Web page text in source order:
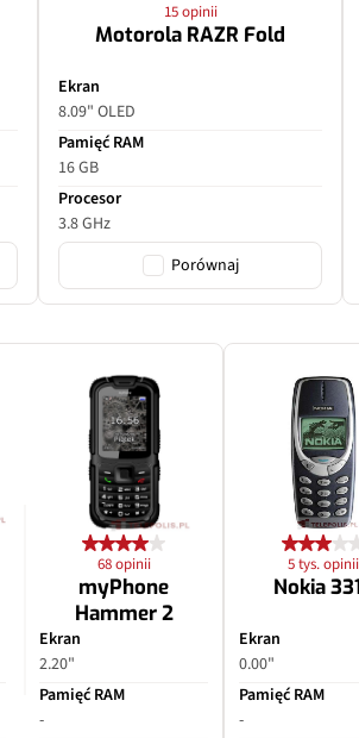
Tak
x3
PDAF, OIS
15 opinii
Motorola RAZR Fold
Ekran
8.09" OLED
Pamięć RAM
16 GB
Procesor
3.8 GHz
Porównaj
68 opinii
myPhone
Hammer 2
Ekran
2.20"
Pamięć RAM
-
5 tys. opinii
Nokia
Ekran
0.00"
Pamięć RAM
-